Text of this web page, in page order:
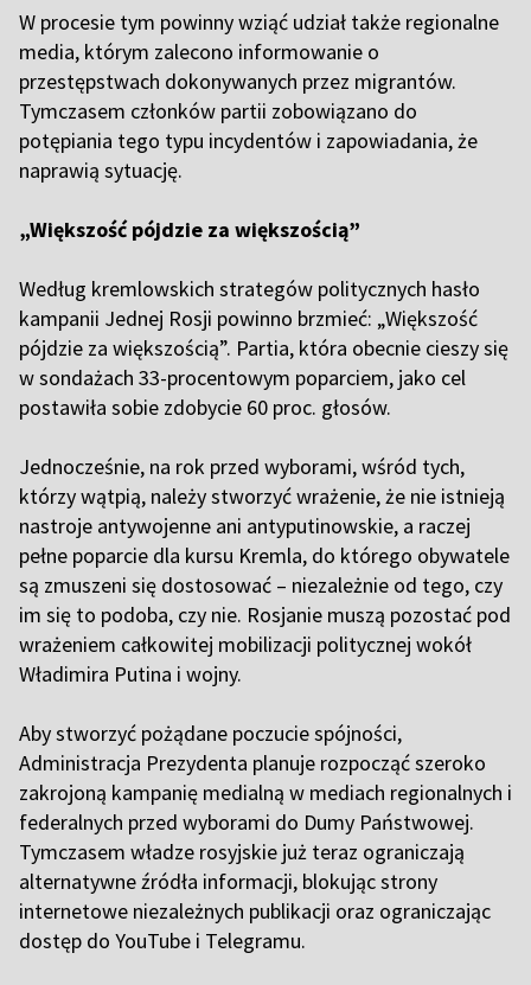
W procesie tym powinny wziąć udział także regionalne
media, którym zalecono informowanie o
przestępstwach dokonywanych przez migrantów.
Tymczasem członków partii zobowiązano do
potępiania tego typu incydentów i zapowiadania, że
naprawią sytuację.
„Większość pójdzie za większością”
Według kremlowskich strategów politycznych hasło
kampanii Jednej Rosji powinno brzmieć: „Większość
pójdzie za większością”. Partia, która obecnie cieszy się
w sondażach 33-procentowym poparciem, jako cel
postawiła sobie zdobycie 60 proc. głosów.
Jednocześnie, na rok przed wyborami, wśród tych,
którzy wątpią, należy stworzyć wrażenie, że nie istnieją
nastroje antywojenne ani antyputinowskie, a raczej
pełne poparcie dla kursu Kremla, do którego obywatele
są zmuszeni się dostosować – niezależnie od tego, czy
im się to podoba, czy nie. Rosjanie muszą pozostać pod
wrażeniem całkowitej mobilizacji politycznej wokół
Władimira Putina i wojny.
Aby stworzyć pożądane poczucie spójności,
Administracja Prezydenta planuje rozpocząć szeroko
zakrojoną kampanię medialną w mediach regionalnych i
federalnych przed wyborami do Dumy Państwowej.
Tymczasem władze rosyjskie już teraz ograniczają
alternatywne źródła informacji, blokując strony
internetowe niezależnych publikacji oraz ograniczając
dostęp do YouTube i Telegramu.